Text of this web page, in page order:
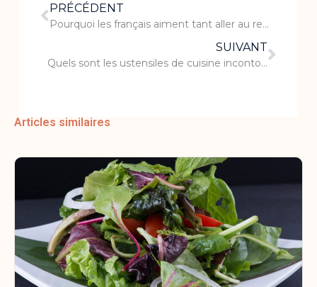
PRÉCÉDENT
Pourquoi les français aiment tant aller au restaurant ?
SUIVANT
Quels sont les ustensiles de cuisine incontournables ?
Articles similaires